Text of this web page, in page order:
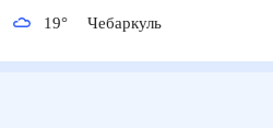
19° Чебаркуль